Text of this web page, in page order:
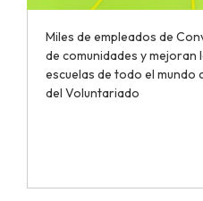
Miles de empleados de
de comunidades y mejoran
escuelas de todo el mundo
del Voluntariado